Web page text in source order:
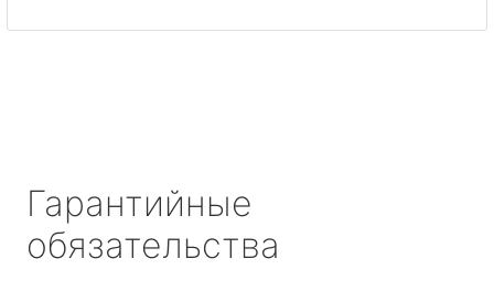
Гарантийные
обязательства